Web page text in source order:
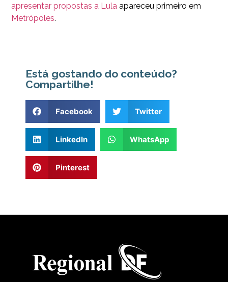
apresentar propostas a Lula apareceu primeiro em
Metrópoles.
Está gostando do conteúdo?
Compartilhe!
Facebook Twitter
LinkedIn WhatsApp
Pinterest